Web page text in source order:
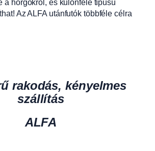
a horgokról, és különféle típusú
Az ALFA utánfutók többféle célra
rakodás, kényelmes
szállítás
ALFA